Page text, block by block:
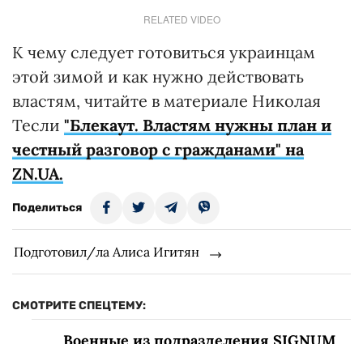
RELATED VIDEO
К чему следует готовиться украинцам
этой зимой и как нужно действовать
властям, читайте в материале Николая
Тесли "Блекаут. Властям нужны план и
честный разговор с гражданами" на
ZN.UA.
Поделиться
Подготовил/ла Алиса Игитян
СМОТРИТЕ СПЕЦТЕМУ: